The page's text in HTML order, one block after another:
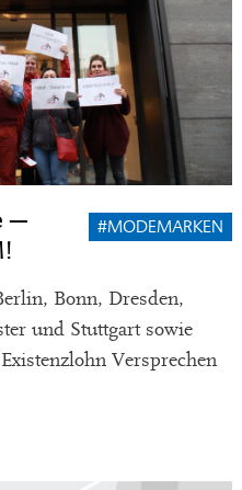
–
#MODEMARKEN
Bonn, Dresden,
und Stuttgart sowie
Versprechen